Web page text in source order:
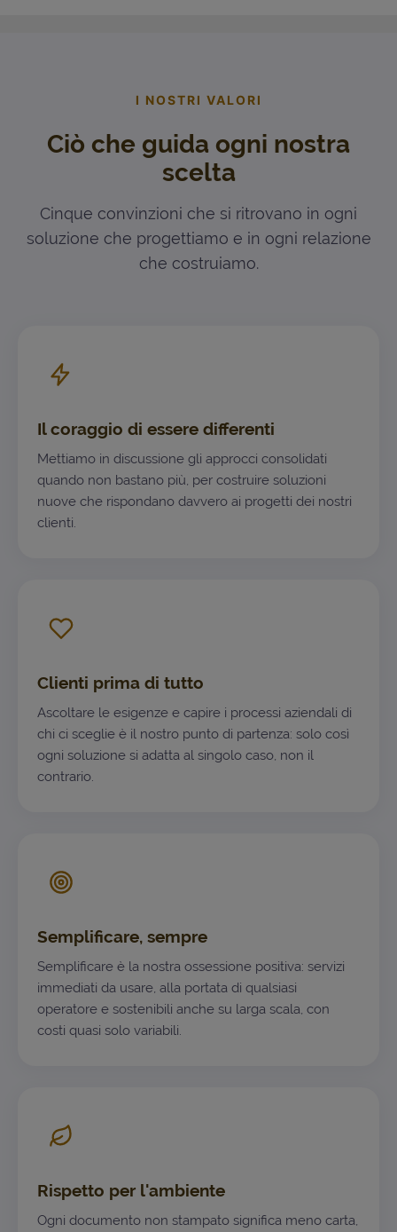
I NOSTRI VALORI
Ciò che guida ogni nostra
scelta
Cinque convinzioni che si ritrovano in ogni
soluzione che progettiamo e in ogni relazione
che costruiamo.
Il coraggio di essere differenti
Mettiamo in discussione gli approcci consolidati
quando non bastano più, per costruire soluzioni
nuove che rispondano davvero ai progetti dei nostri
clienti.
Clienti prima di tutto
Ascoltare le esigenze e capire i processi aziendali di
chi ci sceglie è il nostro punto di partenza: solo così
ogni soluzione si adatta al singolo caso, non il
contrario.
Semplificare, sempre
Semplificare è la nostra ossessione positiva: servizi
immediati da usare, alla portata di qualsiasi
operatore e sostenibili anche su larga scala, con
costi quasi solo variabili.
Rispetto per l'ambiente
Ogni documento non stampato significa meno carta,